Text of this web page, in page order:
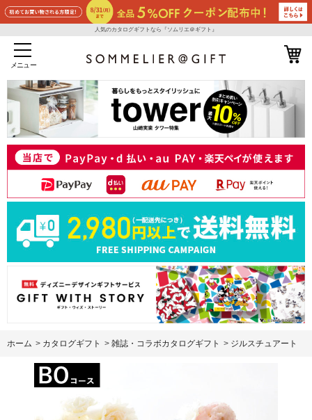
人気のカタログギフトなら『ソムリエ＠ギフト』
メニュー
ホーム > カタログギフト > 雑誌・コラボカタログギフト > ジルスチュアート